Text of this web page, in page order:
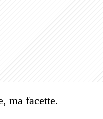
ma facette.